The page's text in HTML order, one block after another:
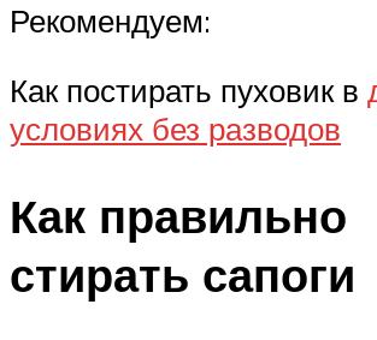
Рекомендуем:
Как постирать пуховик в
условиях без разводов
Как правильно
стирать сапоги